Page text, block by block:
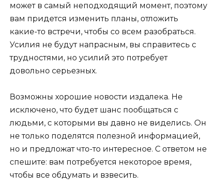
может в самый неподходящий момент, поэтому
вам придется изменить планы, отложить
какие-то встречи, чтобы со всем разобраться.
Усилия не будут напрасным, вы справитесь с
трудностями, но усилий это потребует
довольно серьезных.
Возможны хорошие новости издалека. Не
исключено, что будет шанс пообщаться с
людьми, с которыми вы давно не виделись. Он
не только поделятся полезной информацией,
но и предложат что-то интересное. С ответом не
спешите: вам потребуется некоторое время,
чтобы все обдумать и взвесить.